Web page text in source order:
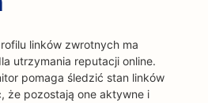
linków zwrotnych ma
utrzymania reputacji online.
pomaga śledzić stan linków
że pozostają one aktywne i